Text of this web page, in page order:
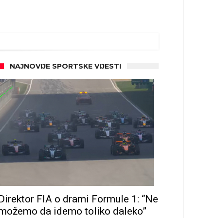
NAJNOVIJE SPORTSKE VIJESTI
FIA o drami Formule 1: “Ne
da idemo toliko daleko”